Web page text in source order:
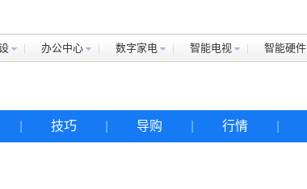
办公中心 数字家电 智能电视 智能硬件
技巧 导购 行情